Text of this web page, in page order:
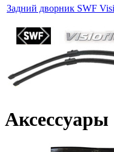
Задний дворник SWF
Аксессуары